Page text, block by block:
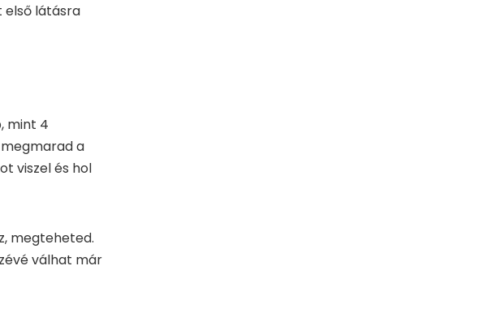
első látásra
mint 4
a
viszel és hol
megteheted.
válhat már